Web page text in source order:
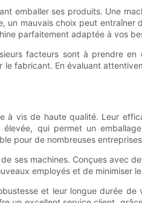
emballer ses produits. Une
mauvais choix peut
parfaitement adaptée à vos
facteurs sont à prendre
fabricant. En évaluant
à vis de haute qualité. Leur
qui permet un
pour de nombreuses
ses machines. Conçues avec
employés et de minimiser
et leur longue durée